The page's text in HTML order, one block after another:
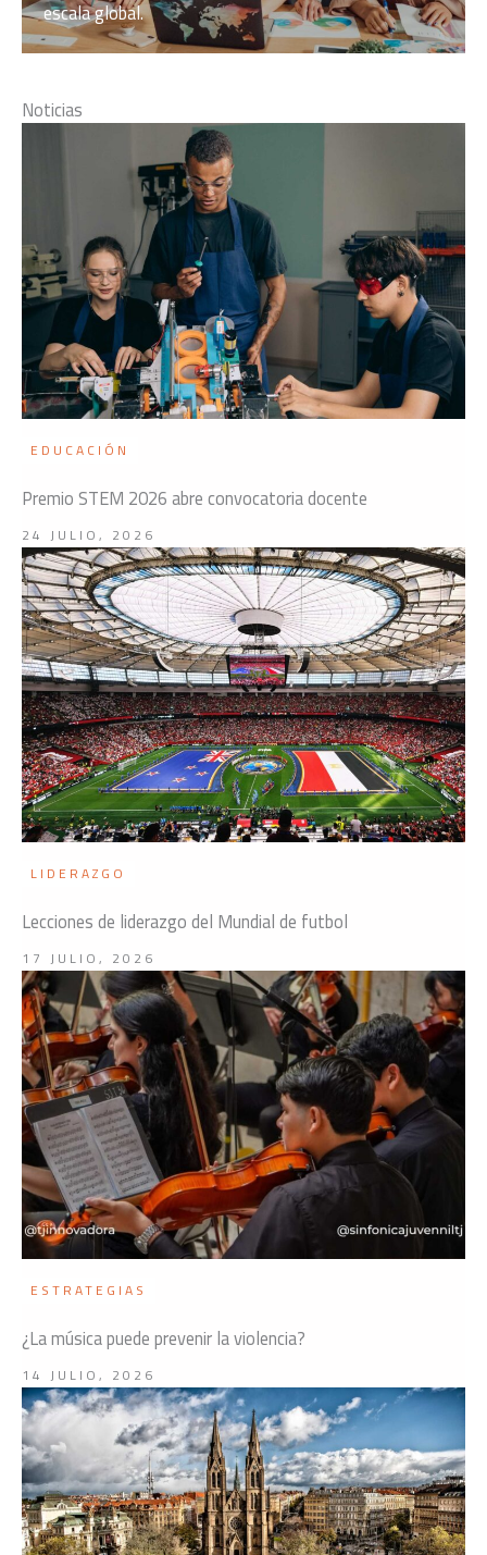
escala global.
Noticias
EDUCACIÓN
Premio STEM 2026 abre convocatoria docente
24 JULIO, 2026
LIDERAZGO
Lecciones de liderazgo del Mundial de futbol
17 JULIO, 2026
ESTRATEGIAS
¿La música puede prevenir la violencia?
14 JULIO, 2026